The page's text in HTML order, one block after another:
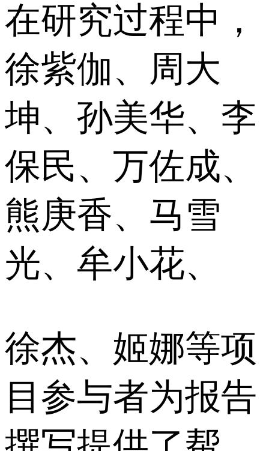
在研究过程中，
徐紫伽、周大
坤、孙美华、李
保民、万佐成、
熊庚香、马雪
光、牟小花、
徐杰、姬娜等项
目参与者为报告